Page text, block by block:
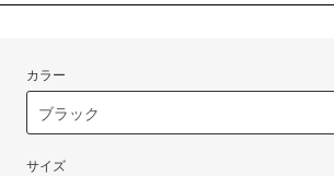
カラー
サイズ